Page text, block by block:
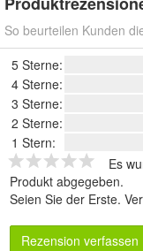
So beurteilen Kunden
5 Sterne:
4 Sterne:
3 Sterne:
2 Sterne:
1 Stern:
Es
Produkt abgegeben.
Seien Sie der Erste.
Rezension verfassen